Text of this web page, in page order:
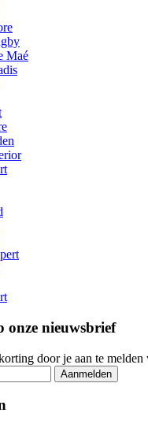
Maé
onze nieuwsbrief
door je aan te
Aanmelden